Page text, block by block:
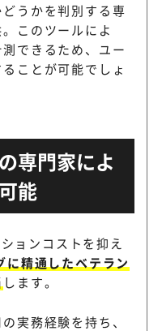
うかを判別する専
このツールによ
できるため、ユー
ことが可能でしょ
専門家によ
能
ョンコストを抑え
に精通したベテラン
します。
実務経験を持ち、